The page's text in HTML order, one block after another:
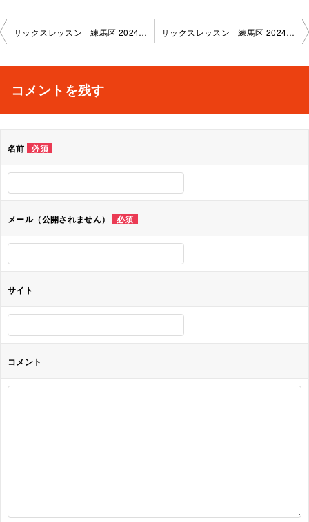
投
ビ
シ
ョ
ン
サックスレッスン 練馬区 2024-4-19-no0019-1136 サックスレッスン 練馬区 2024-5-17-no0019-1136
コメントを残す
名前 必須
メール（公開されません） 必須
サイト
コメント